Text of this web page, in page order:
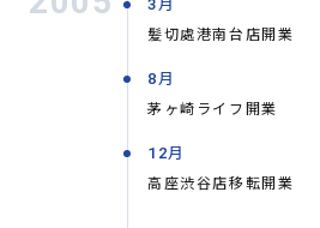
3月
髪切處港南台店開業
8月
茅ヶ崎ライフ開業
12月
高座渋谷店移転開業